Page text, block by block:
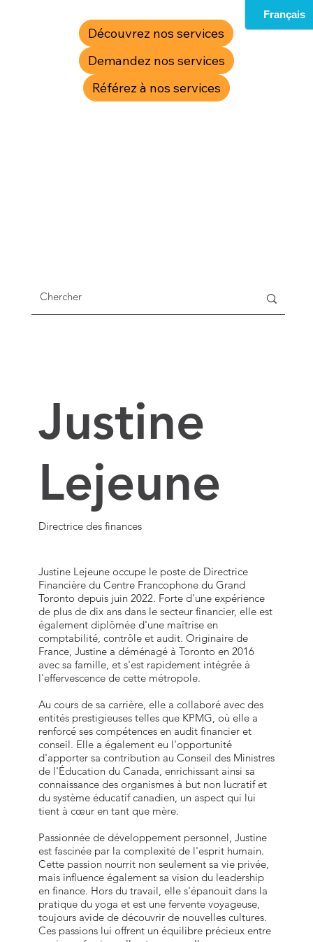
Découvrez nos services
Demandez nos services
Référez à nos services
Justine
Lejeune
Directrice des finances
Justine Lejeune occupe le poste de Directrice
Financière du Centre Francophone du Grand
Toronto depuis juin 2022. Forte d'une expérience
de plus de dix ans dans le secteur financier, elle est
également diplômée d'une maîtrise en
comptabilité, contrôle et audit. Originaire de
France, Justine a déménagé à Toronto en 2016
avec sa famille, et s'est rapidement intégrée à
l'effervescence de cette métropole.
Au cours de sa carrière, elle a collaboré avec des
entités prestigieuses telles que KPMG, où elle a
renforcé ses compétences en audit financier et
conseil. Elle a également eu l'opportunité
d'apporter sa contribution au Conseil des Ministres
de l'Éducation du Canada, enrichissant ainsi sa
connaissance des organismes à but non lucratif et
du système éducatif canadien, un aspect qui lui
tient à cœur en tant que mère.
Passionnée de développement personnel, Justine
est fascinée par la complexité de l'esprit humain.
Cette passion nourrit non seulement sa vie privée,
mais influence également sa vision du leadership
en finance. Hors du travail, elle s'épanouit dans la
pratique du yoga et est une fervente voyageuse,
toujours avide de découvrir de nouvelles cultures.
Ces passions lui offrent un équilibre précieux entre